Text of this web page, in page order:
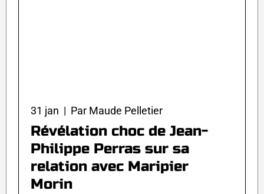
31 jan | Par Maude Pelletier
Révélation choc de Jean-
Philippe Perras sur sa
relation avec Maripier
Morin